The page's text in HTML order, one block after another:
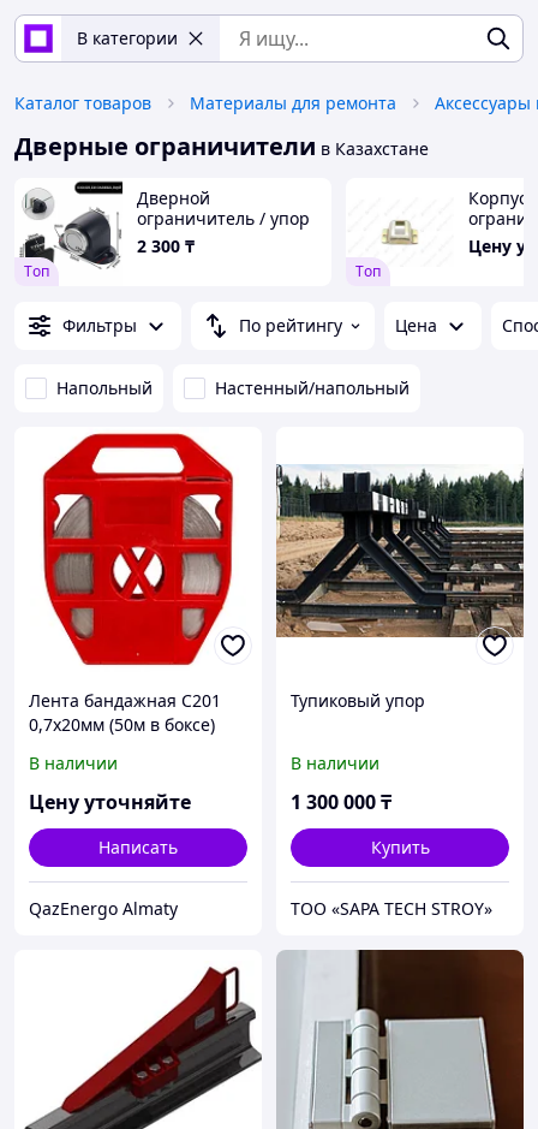
В категории
Каталог товаров Материалы для ремонта
Дверные ограничители в Казахстане
Tоп
Дверной
ограничитель / упор
для стеклянных и
деревянных дверей,
2 300 ₸
Tоп
Корпус
Цену
Фильтры По рейтингу Цена
Напольный Настенный/напольный
Лента бандажная C201
0,7х20мм (50м в боксе)
В наличии
Цену уточняйте
Написать
QazEnergo Almaty
Тупиковый упор
В наличии
1 300 000₸
Купить
ТОО «SAPA TECH STROY»